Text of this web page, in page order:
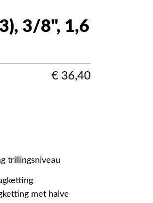
3/8", 1,6
€ 36,40
trillingsniveau
met halve